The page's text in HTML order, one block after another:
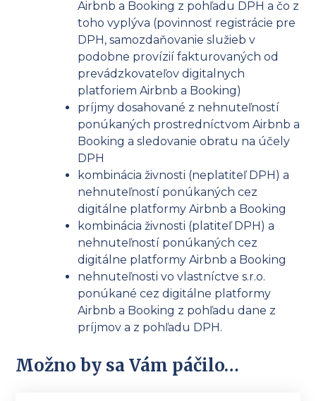
Airbnb a Booking z pohľadu DPH a čo z
toho vyplýva (povinnosť registrácie pre
DPH, samozdaňovanie služieb v
podobne provízií fakturovaných od
prevádzkovateľov digitalnych
platforiem Airbnb a Booking)
príjmy dosahované z nehnuteľností
ponúkaných prostredníctvom Airbnb a
Booking a sledovanie obratu na účely
DPH
kombinácia živnosti (neplatiteľ DPH) a
nehnuteľností ponúkaných cez
digitálne platformy Airbnb a Booking
kombinácia živnosti (platiteľ DPH) a
nehnuteľností ponúkaných cez
digitálne platformy Airbnb a Booking
nehnuteľnosti vo vlastníctve s.r.o.
ponúkané cez digitálne platformy
Airbnb a Booking z pohľadu dane z
príjmov a z pohľadu DPH.
Možno by sa Vám páčilo…